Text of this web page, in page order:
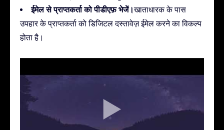
ईमेल से प्राप्तकर्ता को पीडीएफ़ भेजें।खाताधारक के पास
उपहार के प्राप्तकर्ता को डिजिटल दस्तावेज़ ईमेल करने का विकल्प
होता है।